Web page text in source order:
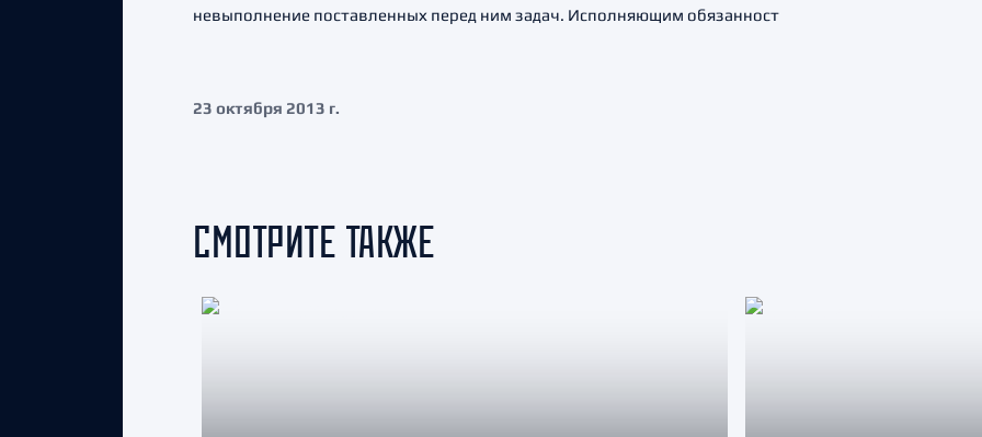
невыполнение поставленных перед ним задач. Исполняющим обязанност
23 октября 2013 г.
СМОТРИТЕ ТАКЖЕ